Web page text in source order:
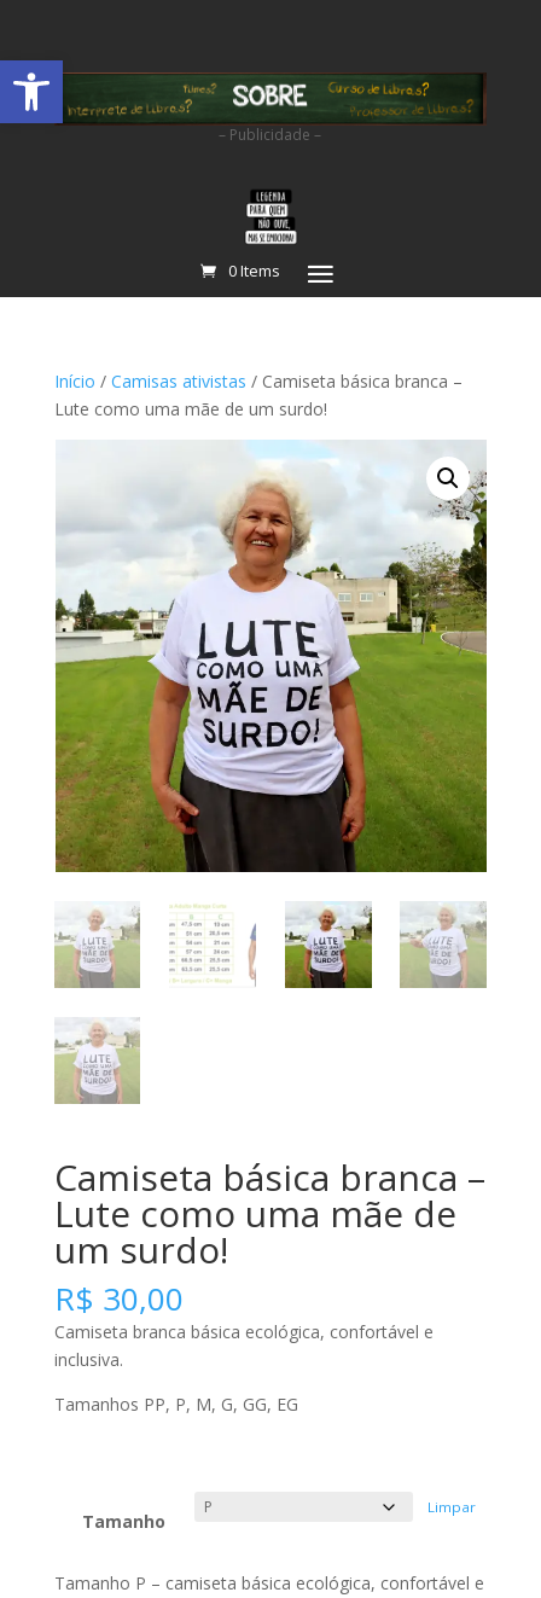
Abrir a barra de ferramentas
– Publicidade –
0 Items
Início / Camisas ativistas / Camiseta básica branca –
Lute como uma mãe de um surdo!
Camiseta básica branca –
Lute como uma mãe de
um surdo!
R$ 30,00
Camiseta branca básica ecológica, confortável e
inclusiva.
Tamanhos PP, P, M, G, GG, EG
Tamanho
Limpar
Tamanho P – camiseta básica ecológica, confortável e